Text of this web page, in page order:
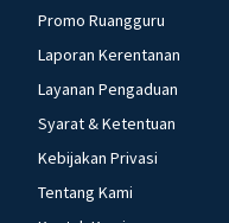
Promo Ruangguru
Laporan Kerentanan
Layanan Pengaduan
Syarat & Ketentuan
Kebijakan Privasi
Tentang Kami